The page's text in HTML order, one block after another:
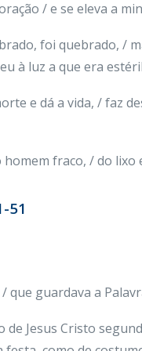
/ e se eleva a
foi quebrado, /
à luz a que era
e dá a vida, / faz
homem fraco, / do
51
que guardava a
de Jesus Cristo